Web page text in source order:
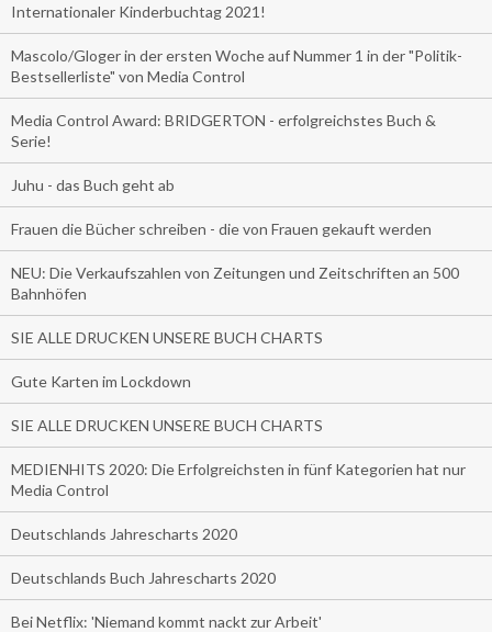
Internationaler Kinderbuchtag 2021!
Mascolo/Gloger in der ersten Woche auf Nummer 1 in der "Politik-
Bestsellerliste" von Media Control
Media Control Award: BRIDGERTON - erfolgreichstes Buch &
Serie!
Juhu - das Buch geht ab
Frauen die Bücher schreiben - die von Frauen gekauft werden
NEU: Die Verkaufszahlen von Zeitungen und Zeitschriften an 500
Bahnhöfen
SIE ALLE DRUCKEN UNSERE BUCH CHARTS
Gute Karten im Lockdown
SIE ALLE DRUCKEN UNSERE BUCH CHARTS
MEDIENHITS 2020: Die Erfolgreichsten in fünf Kategorien hat nur
Media Control
Deutschlands Jahrescharts 2020
Deutschlands Buch Jahrescharts 2020
Bei Netflix: 'Niemand kommt nackt zur Arbeit'